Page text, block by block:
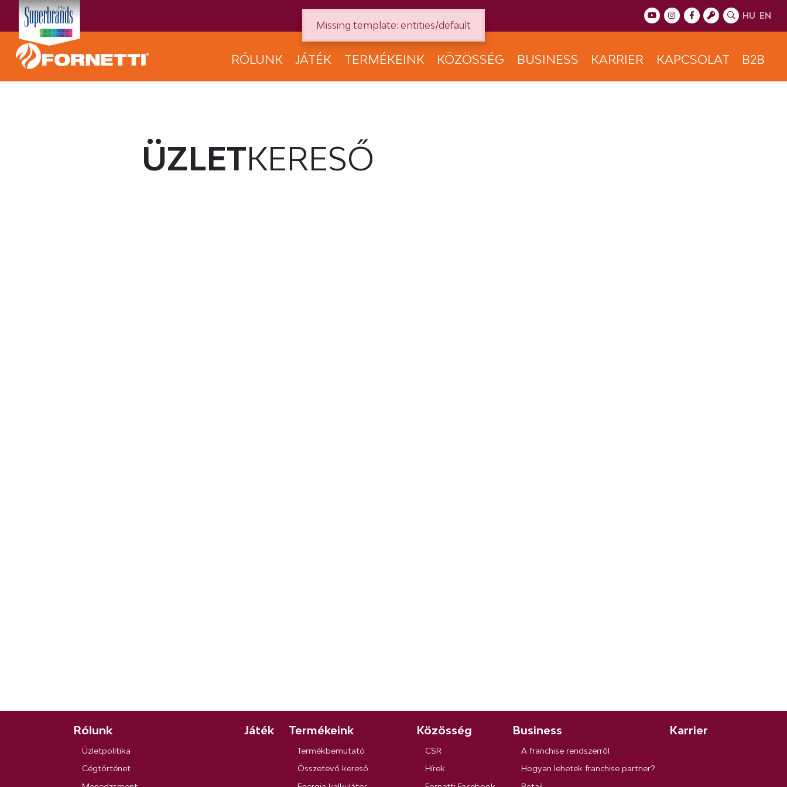
HU EN
RÓLUNK JÁTÉK TERMÉKEINK KÖZÖSSÉG BUSINESS KARRIER KAPCSOLAT B2B
ÜZLETKERESŐ
Rólunk
Üzletpolitika
Cégtörténet
Játék Termékeink
Termékbemutató
Összetevő kereső
Közösség
CSR
Hírek
Business
A franchise rendszerről
Hogyan lehetek franchise partner?
Karrier
Missing template: entities/default